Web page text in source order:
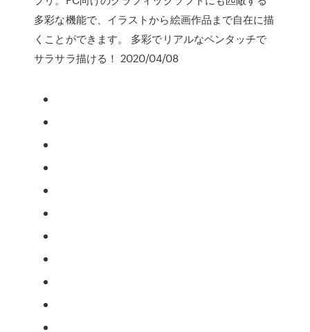
多彩な機能で、イラストから絵画作品まで自在に描
くことができます。 多彩でリアルなペンタッチで
サラサラ描ける！ 2020/04/08